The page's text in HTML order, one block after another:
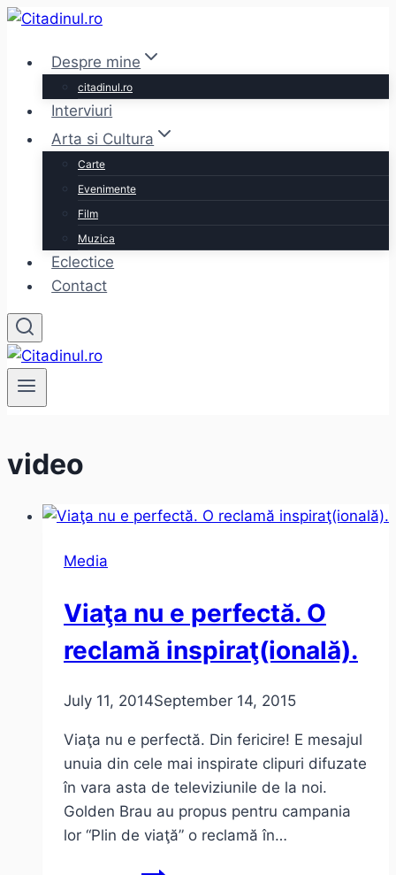
Skip
contentDespre mine
citadinul.ro
Interviuri
Arta si Cultura
Carte
Evenimente
Film
Muzica
Eclectice
Contact
video
Media
Viaţa nu e perfectă. O
reclamă inspiraţ(ională).
July 11, 2014September 14, 2015
Viaţa nu e perfectă. Din fericire! E mesajul
unuia din cele mai inspirate clipuri difuzate
în vara asta de televiziunile de la noi.
Golden Brau au propus pentru campania
lor “Plin de viaţă” o reclamă în…